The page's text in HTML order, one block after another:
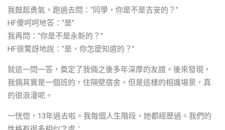
我鼓起勇氣，跑過去問：“同學，你是不是吉安的？”
HF傻呵呵地答：“是”
我再問：“你是不是永新的？”
HF很驚訝地說：“是，你怎麼知道的？”
就這一問一答，奠定了我倆之後多年深厚的友誼。後來發現，
我倆其實是一個班的，住隔壁宿舍。但是這樣的相識場景，真
的很浪漫呢。
一恍惚，13年過去啦。我每個人生階段，她都經歷過。我們的